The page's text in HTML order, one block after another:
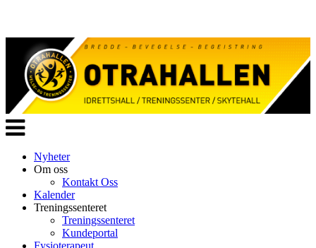
Veksle
navigasjon
Nyheter
Om oss
Kontakt Oss
Kalender
Treningssenteret
Treningssenteret
Kundeportal
Fysioterapeut